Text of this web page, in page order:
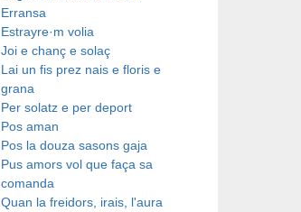
Erransa
Estrayre·m volia
Joi e chanç e solaç
Lai un fis prez nais e floris e
grana
Per solatz e per deport
Pos aman
Pos la douza sasons gaja
Pus amors vol que faça sa
comanda
Quan la freidors, irais, l'aura